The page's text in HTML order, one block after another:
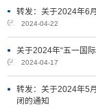
转发：关于2024年6
2024-04-22
关于2024年“五一国
2024-04-17
转发：关于2024年5
闭的通知